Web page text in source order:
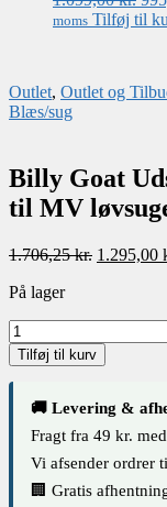
moms Tilføj til
Outlet, Outlet og
Blæs/sug
Billy Goat
til MV
1.706,25kr. Den
1.295,00
På lager
Billy
Goat
Udskiftningsslange
5"
MV
Tilføj til kurv
🚚 Levering &
Fragt fra 49 kr.
Vi afsender ordrer
🏢 Gratis